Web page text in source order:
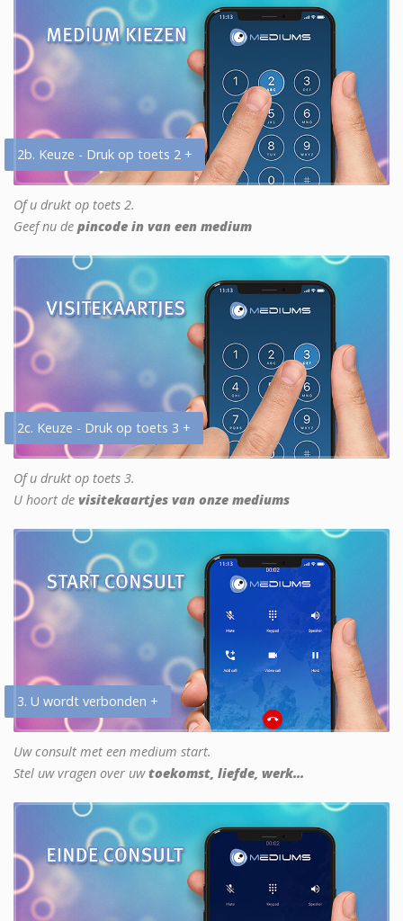
2b. Keuze - Druk op toets 2 +
Of u drukt op toets 2.
Geef nu de pincode in van een medium
2c. Keuze - Druk op toets 3 +
Of u drukt op toets 3.
U hoort de visitekaartjes van onze mediums
3. U wordt verbonden +
Uw consult met een medium start.
Stel uw vragen over uwtoekomst, liefde, werk...